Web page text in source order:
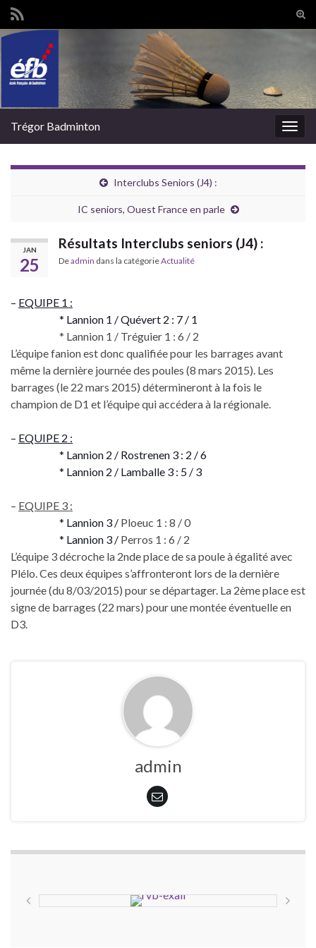
Trégor Badminton
Interclubs Seniors (J4) :
IC seniors, Ouest France en parle
JAN
25
Résultats Interclubs seniors (J4) :
Deadmin dans la catégorieActualité
– EQUIPE 1 :
* Lannion 1 / Quévert 2 : 7 / 1
* Lannion 1 / Tréguier 1 : 6 / 2
L’équipe fanion est donc qualifiée pour les barrages avant
même la dernière journée des poules (8 mars 2015). Les
barrages (le 22 mars 2015) détermineront à la fois le
champion de D1 et l’équipe qui accédera à la régionale.
– EQUIPE 2 :
* Lannion 2 / Rostrenen 3 : 2 / 6
* Lannion 2 / Lamballe 3 : 5 / 3
– EQUIPE 3 :
* Lannion 3 / Ploeuc 1 : 8 / 0
* Lannion 3 / Perros 1 : 6 / 2
L’équipe 3 décroche la 2nde place de sa poule à égalité avec
Plélo. Ces deux équipes s’affronteront lors de la dernière
journée (du 8/03/2015) pour se départager. La 2ème place est
signe de barrages (22 mars) pour une montée éventuelle en
D3.
admin